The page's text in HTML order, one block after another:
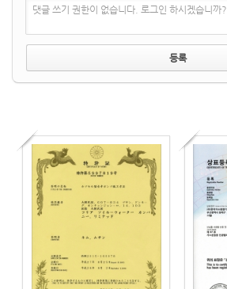
댓글 쓰기 권한이 없습니다. 로그인 하시겠습니까?